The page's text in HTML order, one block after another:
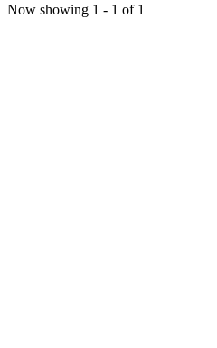
Now showing 1 - 1 of 1